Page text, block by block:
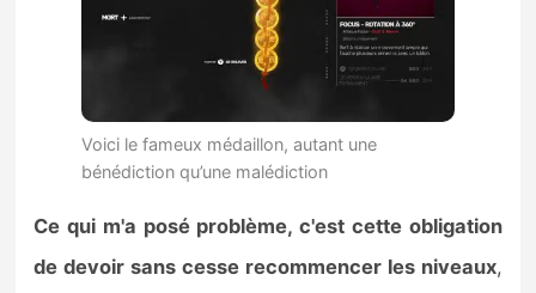
Voici le fameux médaillon, autant une
bénédiction qu’une malédiction
Ce qui m'a posé problème, c'est cette obligation
de devoir sans cesse recommencer les niveaux,